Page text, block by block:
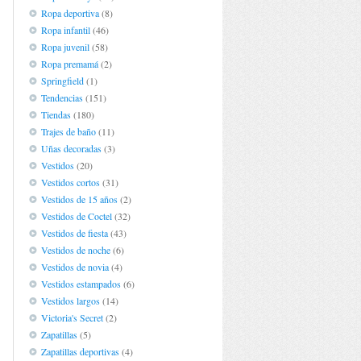
Ropa deportiva(8)
Ropa infantil(46)
Ropa juvenil(58)
Ropa premamá(2)
Springfield(1)
Tendencias(151)
Tiendas(180)
Trajes de baño(11)
Uñas decoradas(3)
Vestidos(20)
Vestidos cortos(31)
Vestidos de 15 años(2)
Vestidos de Coctel(32)
Vestidos de fiesta(43)
Vestidos de noche(6)
Vestidos de novia(4)
Vestidos estampados(6)
Vestidos largos(14)
Victoria's Secret(2)
Zapatillas(5)
Zapatillas deportivas(4)